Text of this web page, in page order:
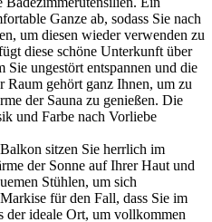
Ganze ab, sodass Sie nach
um diesen wieder verwenden zu
diese schöne Unterkunft über
Sie ungestört entspannen und die
Raum gehört ganz Ihnen, um zu
der Sauna zu genießen. Die
und Farbe nach Vorliebe
sitzen Sie herrlich im
der Sonne auf Ihrer Haut und
Stühlen, um sich
für den Fall, dass Sie im
der ideale Ort, um vollkommen